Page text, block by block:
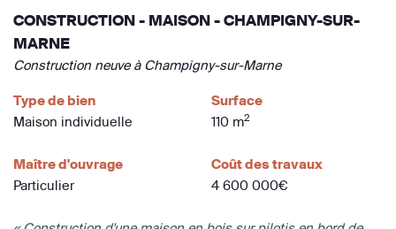
CONSTRUCTION - MAISON - CHAMPIGNY-SUR-
MARNE
Construction neuve à Champigny-sur-Marne
Type de bien
Maison individuelle
Surface
110 m2
Maître d'ouvrage
Particulier
Coût des travaux
4 600 000€